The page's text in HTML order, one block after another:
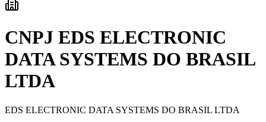
CNPJ EDS ELECTRONIC
DATA SYSTEMS DO BRASIL
LTDA
EDS ELECTRONIC DATA SYSTEMS DO BRASIL LTDA